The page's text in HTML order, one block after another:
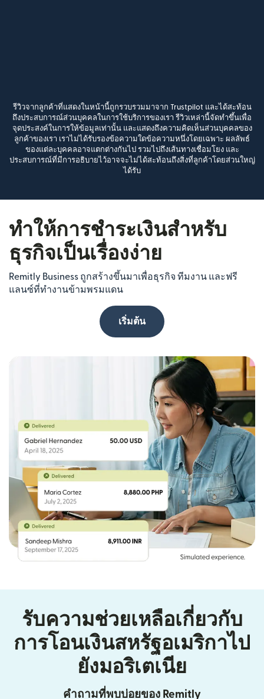
รีวิวจากลูกค้าที่แสดงในหน้านี้ถูกรวบรวมมาจาก Trustpilot และได้สะท้อน
ถึงประสบการณ์ส่วนบุคคลในการใช้บริการของเรา รีวิวเหล่านี้จัดทำขึ้นเพื่อ
จุดประสงค์ในการให้ข้อมูลเท่านั้น และแสดงถึงความคิดเห็นส่วนบุคคลของ
ลูกค้าของเรา เราไม่ได้รับรองข้อความใดข้อความหนึ่งโดยเฉพาะ ผลลัพธ์
ของแต่ละบุคคลอาจแตกต่างกันไป รวมไปถึงเส้นทางเชื่อมโยง และ
ประสบการณ์ที่มีการอธิบายไว้อาจจะไม่ได้สะท้อนถึงสิ่งที่ลูกค้าโดยส่วนใหญ่
ได้รับ
ทำให้การชำระเงินสำหรับ
ธุรกิจเป็นเรื่องง่าย
Remitly Business ถูกสร้างขึ้นมาเพื่อธุรกิจ ทีมงาน และฟรี
แลนซ์ที่ทำงานข้ามพรมแดน
เริ่มต้น
รับความช่วยเหลือเกี่ยวกับ
การโอนเงินสหรัฐอเมริกาไป
ยังมอริเตเนีย
คำถามที่พบบ่อยของ Remitly